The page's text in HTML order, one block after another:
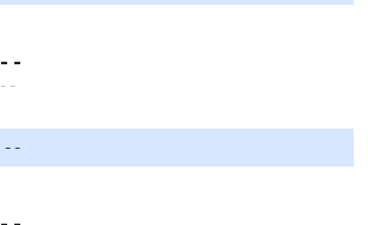
- -
- -
- -